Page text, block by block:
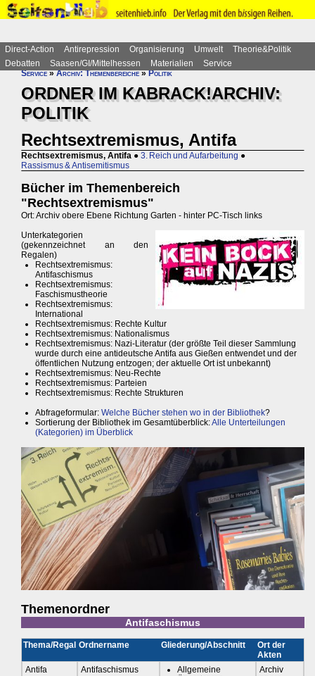
Direct-Action Antirepression Organisierung Umwelt
Theorie&Politik
Debatten
Saasen/GI/Mittelhessen Materialien
Service
Service»Archiv: Themenbereiche»Politik
ORDNER IM KABRACK!ARCHIV:
POLITIK
Rechtsextremismus, Antifa
Rechtsextremismus, Antifa ● 3. Reich und Aufarbeitung ●
Rassismus & Antisemitismus
Bücher im Themenbereich
"Rechtsextremismus"
Ort: Archiv obere Ebene Richtung Garten - hinter PC-Tisch links
Unterkategorien
(gekennzeichnet an den
Regalen)
Rechtsextremismus:
Antifaschismus
Rechtsextremismus:
Faschismustheorie
Rechtsextremismus:
International
Rechtsextremismus: Rechte Kultur
Rechtsextremismus: Nationalismus
Rechtsextremismus: Nazi-Literatur (der größte Teil dieser Sammlung
wurde durch eine antideutsche Antifa aus Gießen entwendet und der
öffentlichen Nutzung entzogen; der aktuelle Ort ist unbekannt)
Rechtsextremismus: Neu-Rechte
Rechtsextremismus: Parteien
Rechtsextremismus: Rechte Strukturen
Abfrageformular: Welche Bücher stehen wo in der Bibliothek?
Sortierung der Bibliothek im Gesamtüberblick:Alle Unterteilungen
(Kategorien) im Überblick
Themenordner
Antifaschismus
Thema/Regal Ordnername Gliederung/Abschnitt
Ort der
Akten
Antifa
Antifaschismus
Allgemeine
Archiv